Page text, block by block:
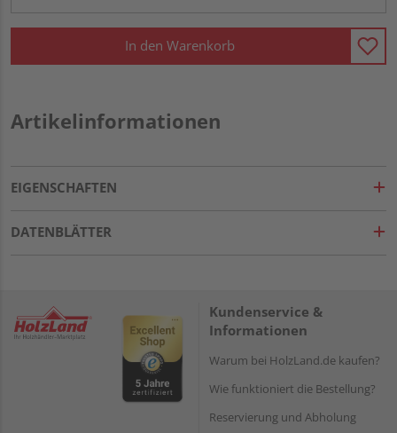
In den Warenkorb
Artikelinformationen
EIGENSCHAFTEN
DATENBLÄTTER
Kundenservice &
Informationen
Warum bei HolzLand.de kaufen?
Wie funktioniert die Bestellung?
Reservierung und Abholung